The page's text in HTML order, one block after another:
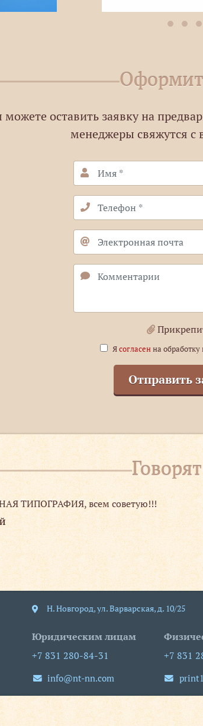
оставить заявку на
менеджеры свяжутся с
Ясогласенна
Отправить
ТИПОГРАФИЯ, всем советую!!!
Н. Новгород,ул. Варварская, д. 10/25
Юридическим лицам
+7 831 280-84-31
info@nt-nn.com
пн-пт 09:00-18:00
+7 831
пн-
сб, вс